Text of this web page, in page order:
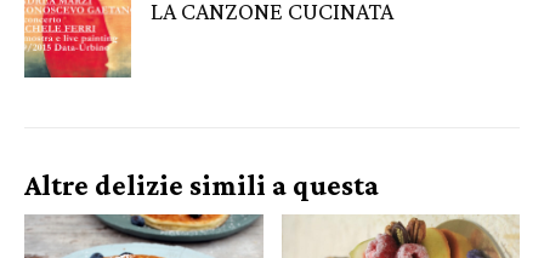
LA CANZONE CUCINATA
Altre delizie simili a questa